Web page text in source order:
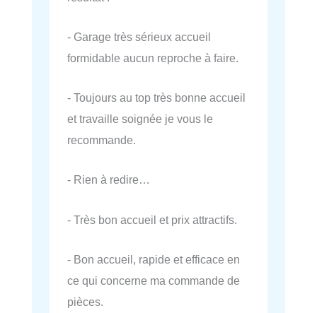
- Garage très sérieux accueil
formidable aucun reproche à faire.
- Toujours au top très bonne accueil
et travaille soignée je vous le
recommande.
- Rien à redire…
- Très bon accueil et prix attractifs.
- Bon accueil, rapide et efficace en
ce qui concerne ma commande de
pièces.